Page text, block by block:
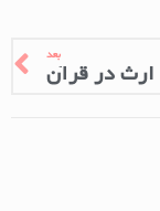
بعد
ارث در قرآن